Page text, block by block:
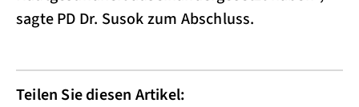
sagte PD Dr. Susok zum Abschluss.
Teilen Sie diesen Artikel: